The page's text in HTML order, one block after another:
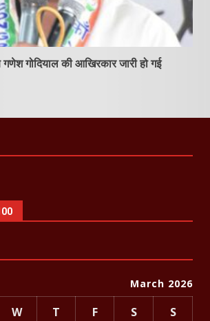
गोदियाल की आखिरकार जारी हो गई
March 2026
W T F S
S